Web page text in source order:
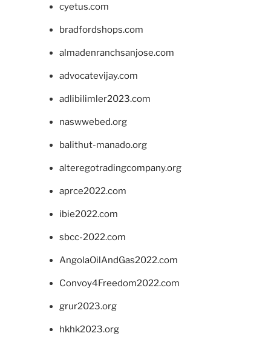
cyetus.com
bradfordshops.com
almadenranchsanjose.com
advocatevijay.com
adlibilimler2023.com
naswwebed.org
balithut-manado.org
alteregotradingcompany.org
aprce2022.com
ibie2022.com
sbcc-2022.com
AngolaOilAndGas2022.com
Convoy4Freedom2022.com
grur2023.org
hkhk2023.org